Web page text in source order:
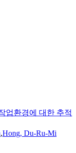
업환경에 대한 추적
,Hong, Du-Ru-Mi